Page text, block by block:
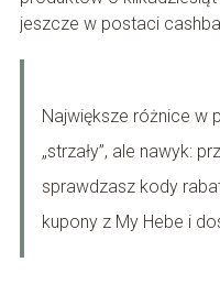
jeszcze w postaci
Największe różnice w
„strzały”, ale nawyk:
sprawdzasz kody
kupony z My Hebe i